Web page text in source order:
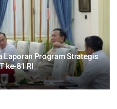
Laporan Program Strategis
ke-81 RI